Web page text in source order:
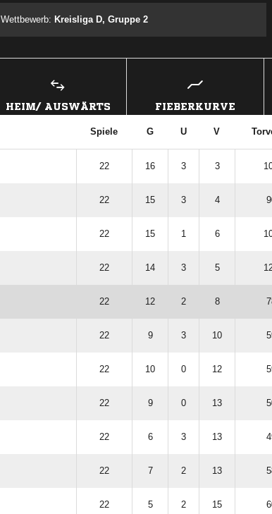
Wettbewerb: Kreisliga D, Gruppe 2
HEIM/ AUSWÄRTS FIEBERKURVE
Spiele G U V
22 16 3 3
22 15 3 4
22 15 1 6
22 14 3 5
22 12 2 8
22 9 3 10
22 10 0 12
22 9 0 13
22 6 3 13
22 7 2 13
22 5 2 15